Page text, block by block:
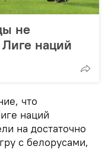
не
наций
что
наций
на достаточно
с белорусами,